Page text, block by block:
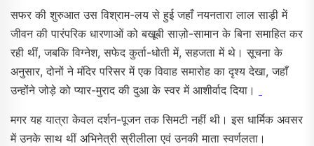
सफर की शुरुआत उस विश्राम-लय से हुई जहाँ नयनतारा लाल साड़ी में
जीवन की पारंपरिक धारणाओं को बखूबी साज़ो-सामान के बिना समाहित कर
रही थीं, जबकि विग्नेश, सफेद कुर्ता-धोती में, सहजता में थे। सूचना के
अनुसार, दोनों ने मंदिर परिसर में एक विवाह समारोह का दृश्य देखा, जहाँ
उन्होंने जोड़े को प्यार-मुराद की दुआ के स्वर में आशीर्वाद दिया।
मगर यह यात्रा केवल दर्शन-पूजन तक सिमटी नहीं थी। इस धार्मिक अवसर
में उनके साथ थीं अभिनेत्री स्रीलीला एवं उनकी माता स्वर्णलता।